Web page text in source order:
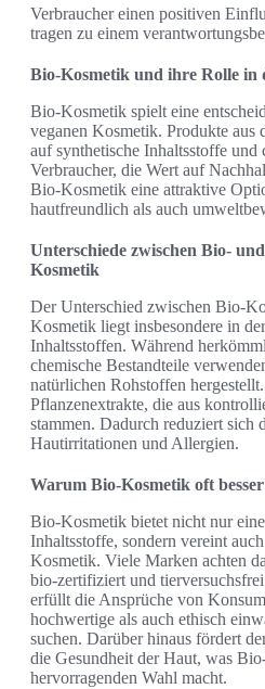
Verbraucher einen positiven
tragen zu einem
Bio-Kosmetik und ihre Rolle in
Bio-Kosmetik spielt eine
veganen Kosmetik. Produkte aus
auf synthetische Inhaltsstoffe und
Verbraucher, die Wert auf
Bio-Kosmetik eine attraktive
hautfreundlich als auch
Unterschiede zwischen Bio-
Kosmetik
Der Unterschied zwischen Bio-
Kosmetik liegt insbesondere in
Inhaltsstoffen. Während
chemische Bestandteile
natürlichen Rohstoffen
Pflanzenextrakte, die aus
stammen. Dadurch reduziert sich
Hautirritationen und Allergien.
Warum Bio-Kosmetik oft
Bio-Kosmetik bietet nicht nur
Inhaltsstoffe, sondern vereint
Kosmetik. Viele Marken achten
bio-zertifiziert und
erfüllt die Ansprüche von
hochwertige als auch ethisch
suchen. Darüber hinaus fördert
die Gesundheit der Haut, was
hervorragenden Wahl macht.